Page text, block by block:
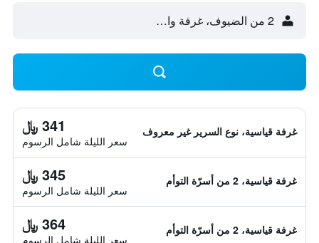
2 من الضيوف، غرفة واحدة
غرفة قياسية، نوع السرير غير معروف 341 ﷼
سعر الليلة شامل الرسوم
غرفة قياسية، 2 من أسرّة التوأم 345 ﷼
سعر الليلة شامل الرسوم
غرفة قياسية، 2 من أسرّة التوأم 364 ﷼
سعر الليلة شامل الرسوم